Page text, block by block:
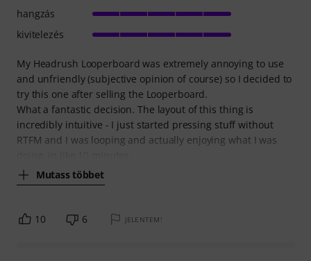
My Headrush Looperboard was extremely annoying to use
and unfriendly (subjective opinion of course) so I decided to
try this one after selling the Looperboard.
What a fantastic decision. The layout of this thing is
incredibly intuitive - I just started pressing stuff without
RTFM and I was looping and actually enjoying what I was
Mutass többet
hangzás
kivitelezés
10 6 JELENTEM!